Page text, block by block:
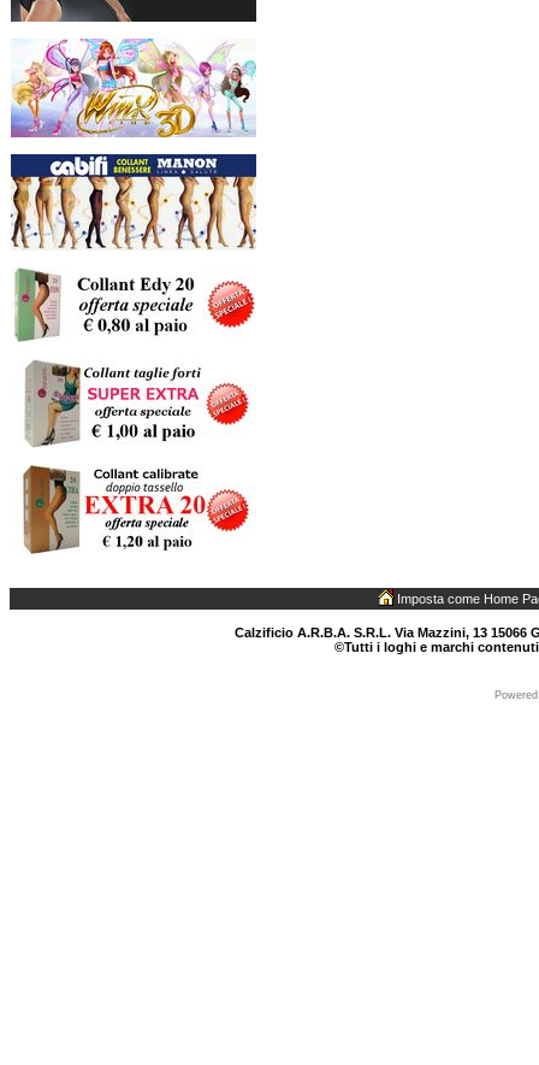
Imposta come Home
Calzificio A.R.B.A. S.R.L. Via Mazzini, 13 15066
©Tutti i loghi e marchi